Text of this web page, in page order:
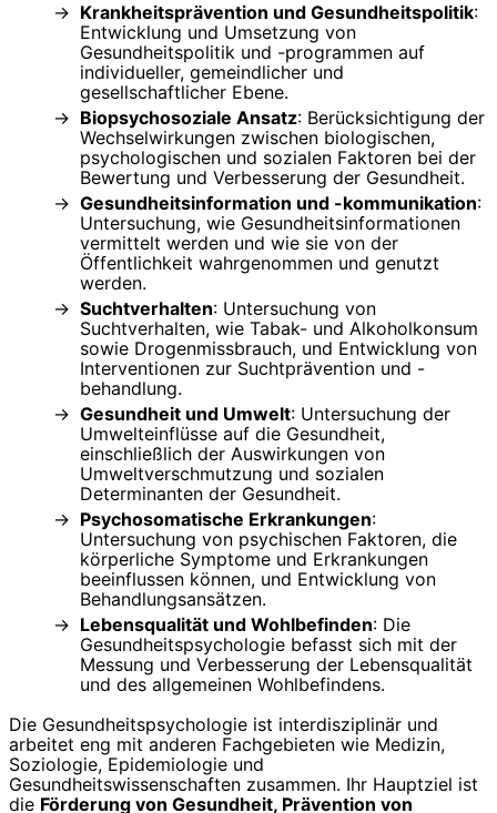
Krankheitsprävention und Gesundheitspolitik:
Entwicklung und Umsetzung von
Gesundheitspolitik und -programmen auf
individueller, gemeindlicher und
gesellschaftlicher Ebene.
Biopsychosoziale Ansatz: Berücksichtigung der
Wechselwirkungen zwischen biologischen,
psychologischen und sozialen Faktoren bei der
Bewertung und Verbesserung der Gesundheit.
Gesundheitsinformation und -kommunikation:
Untersuchung, wie Gesundheitsinformationen
vermittelt werden und wie sie von der
Öffentlichkeit wahrgenommen und genutzt
werden.
Suchtverhalten: Untersuchung von
Suchtverhalten, wie Tabak- und Alkoholkonsum
sowie Drogenmissbrauch, und Entwicklung von
Interventionen zur Suchtprävention und -
behandlung.
Gesundheit und Umwelt: Untersuchung der
Umwelteinflüsse auf die Gesundheit,
einschließlich der Auswirkungen von
Umweltverschmutzung und sozialen
Determinanten der Gesundheit.
Psychosomatische Erkrankungen:
Untersuchung von psychischen Faktoren, die
körperliche Symptome und Erkrankungen
beeinflussen können, und Entwicklung von
Behandlungsansätzen.
Lebensqualität und Wohlbefinden: Die
Gesundheitspsychologie befasst sich mit der
Messung und Verbesserung der Lebensqualität
und des allgemeinen Wohlbefindens.
Die Gesundheitspsychologie ist interdisziplinär und
arbeitet eng mit anderen Fachgebieten wie Medizin,
Soziologie, Epidemiologie und
Gesundheitswissenschaften zusammen. Ihr Hauptziel ist
die Förderung von Gesundheit, Prävention von